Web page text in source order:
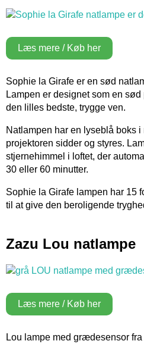
Læs mere / Køb her
Sophie la Girafe er en sød
Lampen er designet som en
den lilles bedste, trygge ven.
Natlampen har en lyseblå boks
projektoren sidder og styres.
stjernehimmel i loftet, der
30 eller 60 minutter.
Sophie la Girafe lampen har 15
til at give den beroligende
Zazu Lou natlampe
Læs mere / Køb her
Lou lampe med grædesensor